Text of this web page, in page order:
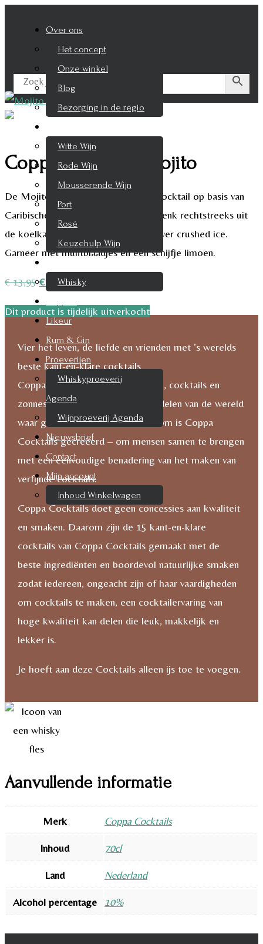
Over ons
Het concept
Onze winkel
Blog
Bezorging in de regio
Witte Wijn
Rode Wijn
Mousserende Wijn
Port
Rosé
Keuzehulp Wijn
Whisky
Likeur
Rum & Gin
Proeverijen
Whiskyproeverij
Agenda
Wijnproeverij Agenda
Nieuwsbrief
Contact
Mijn account
Inhoud Winkelwagen
Coppa Cocktails Mojito
De Mojito is een wereldberoemde cocktail op basis van
Caribische rum, munt en limoen. Schenk rechtstreeks uit
de koelkast in een glas naar keuze over crushed ice.
Garneer met muntblaadjes en een schijfje limoen.
€13,95Oorspronkelijke
was:
€ 13,95.
€10,50Huidige
is:
€ 10,50.
Dit product is tijdelijk uitverkocht
Vier het leven, de liefde en vrienden met ’s werelds
beste kant-en-klare cocktails
Coppa Cocktails wil liefde, gelach, cocktails en
zonneschijn verspreiden naar alle delen van de wereld
waar gevierd moet worden. Daarom is Coppa
Cocktails gecreëerd – om mensen samen te brengen
met een eenvoudige benadering van het maken van
verfijnde cocktails.
Coppa Cocktails doet geen concessies aan kwaliteit
en smaken. Daarom zijn de 15 kant-en-klare
cocktails van Coppa Cocktails gemaakt met de
beste ingrediënten en boordevol natuurlijke smaken
zodat iedereen, ongeacht zijn of haar vaardigheden
om cocktails te maken, een cocktailervaring van
hoge kwaliteit kan delen die leuk, makkelijk en
lekker is.
Je hoeft aan deze Cocktails alleen ijs toe te voegen.
Aanvullende informatie
Merk Coppa Cocktails
Inhoud 70cl
Land Nederland
Alcohol percentage 10%